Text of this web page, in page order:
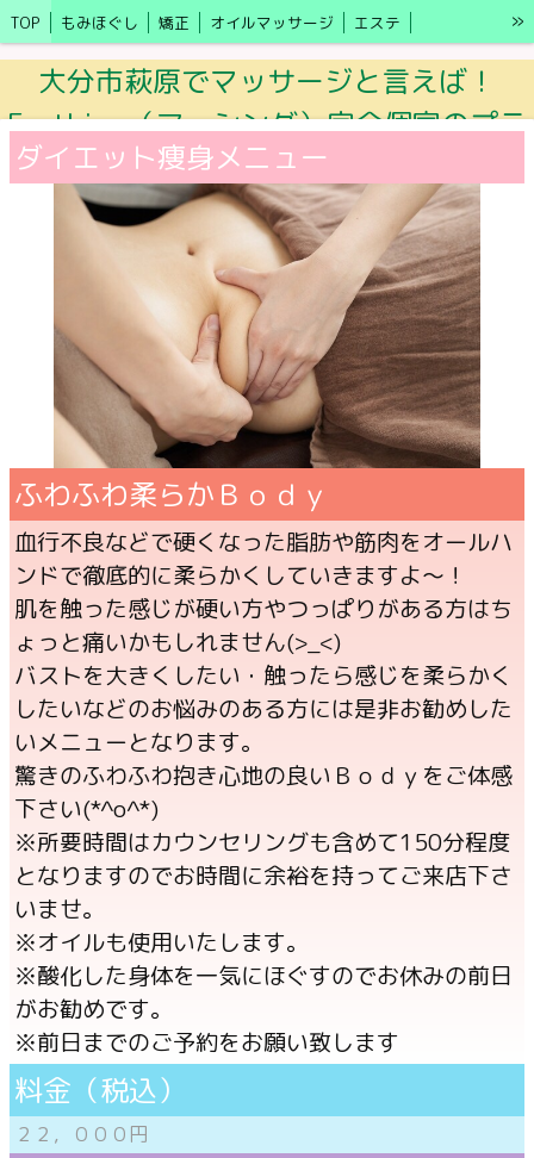
TOP もみほぐし 矯正 オイルマッサージ
エステ
キャンペーン情報
アクセス ブログ 施術の効果
LINE予約
モニター募集
セラピスト 更年期・自律神経の乱れ
»
大分市萩原でマッサージと言えば！
Earthing（アーシング）完全個室のプラ
イベートサロン♪オイルマッサージ・肩
甲骨剥がし・ドライヘッドスパ・足ツ
ボ・オイルマッサージ
ダイエット痩身メニュー
ふわふわ柔らかＢｏｄｙ
血行不良などで硬くなった脂肪や筋肉をオールハ
ンドで徹底的に柔らかくしていきますよ～！
肌を触った感じが硬い方やつっぱりがある方はち
ょっと痛いかもしれません(>_<)
バストを大きくしたい・触ったら感じを柔らかく
したいなどのお悩みのある方には是非お勧めした
いメニューとなります。
驚きのふわふわ抱き心地の良いＢｏｄｙをご体感
下さい(*^o^*)
※所要時間はカウンセリングも含めて150分程度
となりますのでお時間に余裕を持ってご来店下さ
いませ。
※オイルも使用いたします。
※酸化した身体を一気にほぐすのでお休みの前日
がお勧めです。
※前日までのご予約をお願い致します
料金（税込）
２２，０００円